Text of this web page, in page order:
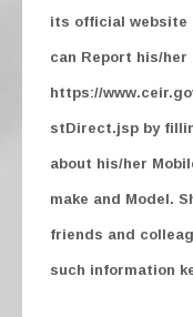
its official website
can Report his/her
https://
stDirect.jsp by
about his/her
make and Model.
friends and
such information